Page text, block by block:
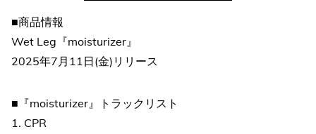
■商品情報
Wet Leg『moisturizer』
2025年7月11日(金)リリース
■『moisturizer』トラックリスト
1. CPR